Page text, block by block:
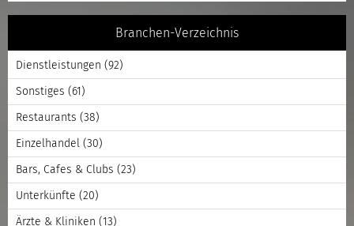
Branchen-Verzeichnis
Dienstleistungen (92)
Sonstiges (61)
Restaurants (38)
Einzelhandel (30)
Bars, Cafes & Clubs (23)
Unterkünfte (20)
Ärzte & Kliniken (13)